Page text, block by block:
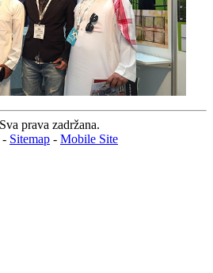
prava zadržana.
- Sitemap - Mobile Site